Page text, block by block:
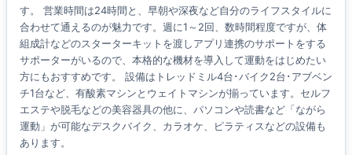
す。 営業時間は24時間と、早朝や深夜など自分のライフスタイルに
合わせて通えるのが魅力です。週に1～2回、数時間程度ですが、体
組成計などのスターターキットを渡しアプリ連携のサポートをする
サポーターがいるので、本格的な機材を導入して運動をはじめたい
方にもおすすめです。 設備はトレッドミル4台･バイク2台･アブベン
チ1台など、有酸素マシンとウェイトマシンが揃っています。セルフ
エステや脱毛などの美容器具の他に、パソコンや読書など「ながら
運動」が可能なデスクバイク、カラオケ、ピラティスなどの設備も
あります。